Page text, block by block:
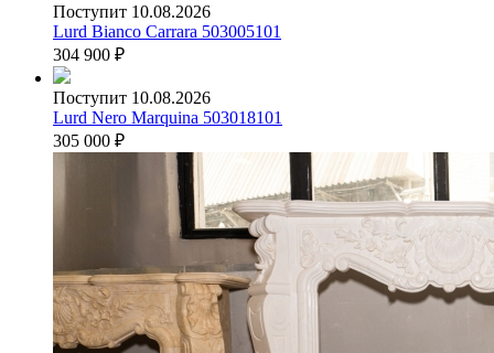
Поступит 10.08.2026
Lurd Bianco Carrara 503005101
304 900 ₽
Поступит 10.08.2026
Lurd Nero Marquina 503018101
305 000 ₽